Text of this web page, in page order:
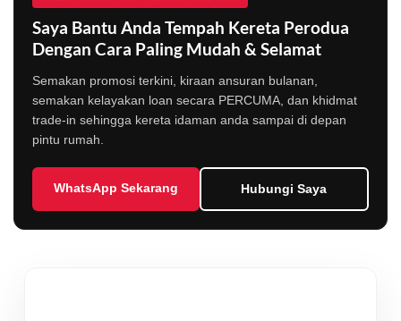
Saya Bantu Anda Tempah Kereta Perodua
Dengan Cara Paling Mudah & Selamat
Semakan promosi terkini, kiraan ansuran bulanan,
semakan kelayakan loan secara PERCUMA, dan khidmat
trade-in sehingga kereta idaman anda sampai di depan
pintu rumah.
WhatsApp Sekarang Hubungi Saya